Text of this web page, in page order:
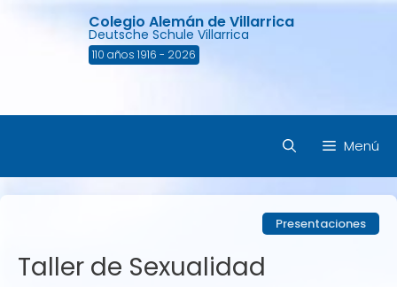
Colegio Alemán de Villarrica
Deutsche Schule Villarrica
110 años 1916 - 2026
Menú
Presentaciones
Taller de Sexualidad